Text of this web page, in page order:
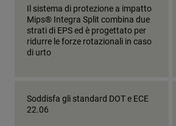
Il sistema di protezione a impatto
Mips® Integra Split combina due
strati di EPS ed è progettato per
ridurre le forze rotazionali in caso
di urto
Soddisfa gli standard DOT e ECE
22.06